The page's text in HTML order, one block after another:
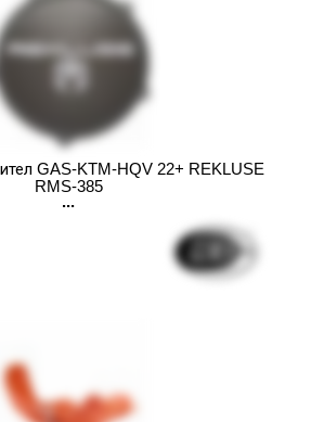
GAS-KTM-HQV 22+ REKLUSE
RMS-385